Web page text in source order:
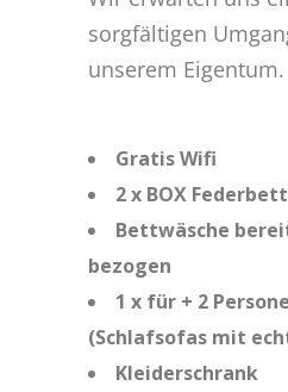
sorgfältigen
unserem Eigentum.
Gratis Wifi
2 x BOX
Bettwäsche
bezogen
1 x für + 2
(Schlafsofas mit
Kleiderschrank